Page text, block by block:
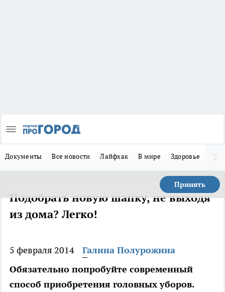
Документы Все новости Лайфхак В мире Здоровье
Принять
Подобрать новую шапку, не выходя
из дома? Легко!
5 февраля 2014
Галина Полурожина
Обязательно попробуйте современный
способ приобретения головных уборов.